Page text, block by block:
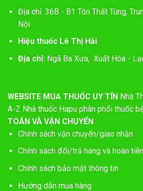
Địa chỉ: 36B - B1 Tôn Thất Tùng,
Nội
Hiệu thuốc Lê Thị Hải
Địa chỉ: Ngã Ba Xưa, Xuất Hóa -
WEBSITE MUA THUỐC UY TÍN Nhà
A-Z Nhà thuốc Hapu phân phối thuốc
TOÁN VÀ VẬN CHUYỂN
Chính sách vận chuyển/giao nhận
Chính sách đổi/trả hàng và hoàn tiền
Chính sách bảo mật thông tin
Hướng dẫn mua hàng